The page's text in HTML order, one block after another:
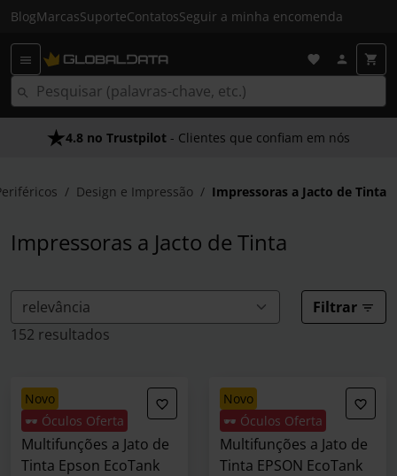
BlogMarcasSuporteContatosSeguir a minha encomenda
Envio Gratuito em 24 HRS- Acima dos 50€
4.8 no Trustpilot - Clientes que confiam em nós
Design e Impressão Impressoras a Jacto de Tinta
Impressoras a Jacto de Tinta
Filtrar
152 resultados
novo
🕶️ Óculos Oferta
Impressora
Multifunções a Jato de
Tinta Epson EcoTank
novo
🕶️ Óculos Oferta
Impressora
Multifunções a Jato de
Tinta EPSON EcoTank